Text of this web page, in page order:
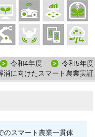
令和4年度
令和5年度
消に向けたスマート農業実証
のスマート農業一貫体